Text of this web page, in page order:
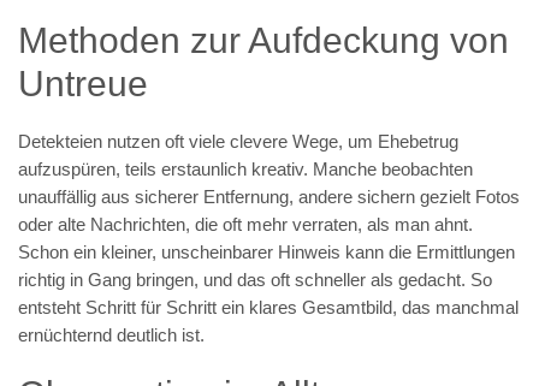
Methoden zur Aufdeckung von
Untreue
Detekteien nutzen oft viele clevere Wege, um Ehebetrug
aufzuspüren, teils erstaunlich kreativ. Manche beobachten
unauffällig aus sicherer Entfernung, andere sichern gezielt Fotos
oder alte Nachrichten, die oft mehr verraten, als man ahnt.
Schon ein kleiner, unscheinbarer Hinweis kann die Ermittlungen
richtig in Gang bringen, und das oft schneller als gedacht. So
entsteht Schritt für Schritt ein klares Gesamtbild, das manchmal
ernüchternd deutlich ist.